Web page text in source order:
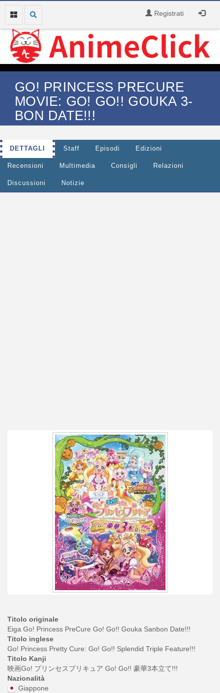
Registrati
GO! PRINCESS PRECURE
MOVIE: GO! GO!! GOUKA 3-
BON DATE!!!
DETTAGLI Staff Episodi Edizioni
Recensioni Multimedia Consigli Relazioni
Discussioni Notizie
Titolo originale
Eiga Go! Princess PreCure Go! Go!! Gouka Sanbon Date!!!
Titolo inglese
Go! Princess Pretty Cure: Go! Go!! Splendid Triple Feature!!!
Titolo Kanji
映画Go! プリンセスプリキュア Go! Go!! 豪華3本立て!!!
Nazionalità
Giappone